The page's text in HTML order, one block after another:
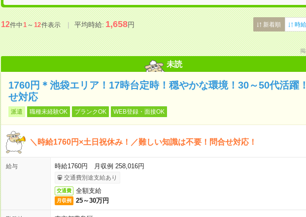
12件中1～12件表示 平均時給:1,658円 新着順 時
未読
1760円＊池袋エリア！17時台定時！穏やかな環境！30～50代活躍
せ対応
派遣 職種未経験OK ブランクOK WEB登録・面接OK
＼時給1760円×土日祝休み！／難しい知識は不要！問合せ対応！
給与 時給1760円 月収例 258,016円
交通費別途支給あり
交通費 全額支給
月収例 25～30万円